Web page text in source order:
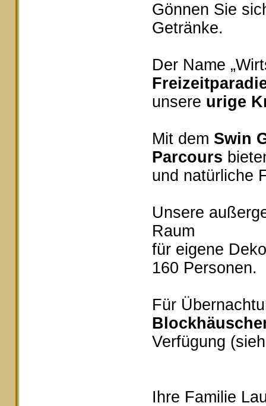
Gönnen Sie
Getränke.
Der Name
unsere urige
Mit dem Swin
Parcours
und natürliche
Unsere
Raum
für eigene
160 Personen.
Für
Verfügung
Ihre Familie